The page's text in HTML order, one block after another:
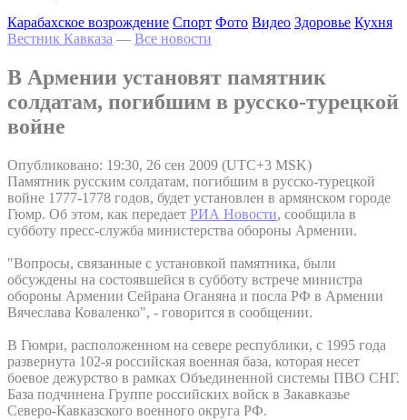
Карабахское возрождение Спорт Фото Видео Здоровье Кухня
Вестник Кавказа — Все новости
В Армении установят памятник
солдатам, погибшим в русско-турецкой
войне
Опубликовано: 19:30, 26 сен 2009 (UTC+3 MSK)
Памятник русским солдатам, погибшим в русско-турецкой
войне 1777-1778 годов, будет установлен в армянском городе
Гюмр. Об этом, как передает РИА Новости, сообщила в
субботу пресс-служба министерства обороны Армении.
"Вопросы, связанные с установкой памятника, были
обсуждены на состоявшейся в субботу встрече министра
обороны Армении Сейрана Оганяна и посла РФ в Армении
Вячеслава Коваленко", - говорится в сообщении.
В Гюмри, расположенном на севере республики, с 1995 года
развернута 102-я российская военная база, которая несет
боевое дежурство в рамках Объединенной системы ПВО СНГ.
База подчинена Группе российских войск в Закавказье
Северо-Кавказского военного округа РФ.